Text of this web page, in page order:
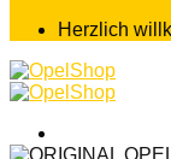
Herzlich